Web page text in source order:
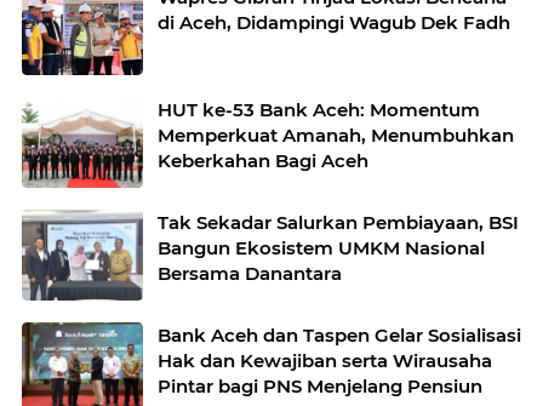
di Aceh, Didampingi Wagub Dek Fadh
HUT ke-53 Bank Aceh: Momentum
Memperkuat Amanah, Menumbuhkan
Keberkahan Bagi Aceh
Tak Sekadar Salurkan Pembiayaan, BSI
Bangun Ekosistem UMKM Nasional
Bersama Danantara
Bank Aceh dan Taspen Gelar Sosialisasi
Hak dan Kewajiban serta Wirausaha
Pintar bagi PNS Menjelang Pensiun